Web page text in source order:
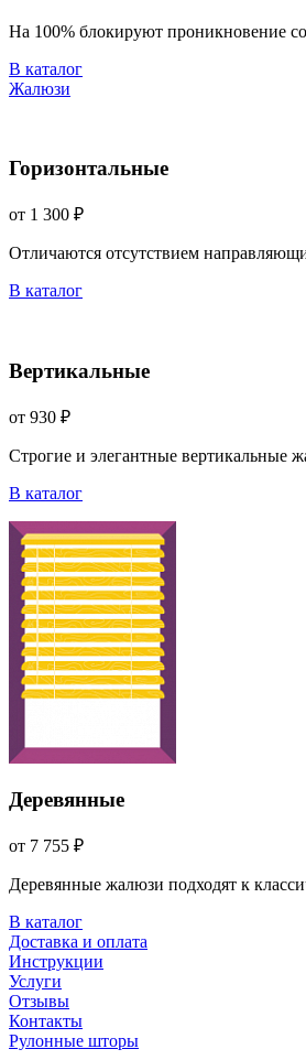
На 100% блокируют проникновение
В каталог
Жалюзи
Горизонтальные
от 1 300 ₽
Отличаются отсутствием
В каталог
Вертикальные
от 930 ₽
Строгие и элегантные вертикальные
В каталог
Деревянные
от 7 755 ₽
Деревянные жалюзи подходят к
В каталог
Доставка и оплата
Инструкции
Услуги
Отзывы
Контакты
Рулонные шторы